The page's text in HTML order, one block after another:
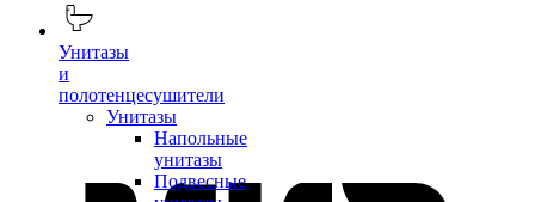
Унитазы
и
полотенцесушители
Унитазы
Напольные
унитазы
Подвесные